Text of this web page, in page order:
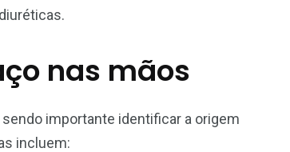
nas mãos
importante identificar a origem
incluem: